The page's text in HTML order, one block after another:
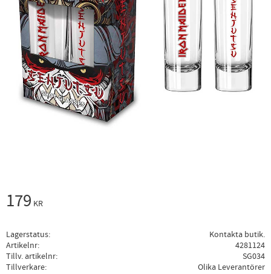
179 KR
Lagerstatus
Kontakta butik.
Artikelnr
4281124
Tillv. artikelnr
SG034
Tillverkare
Olika Leverantörer